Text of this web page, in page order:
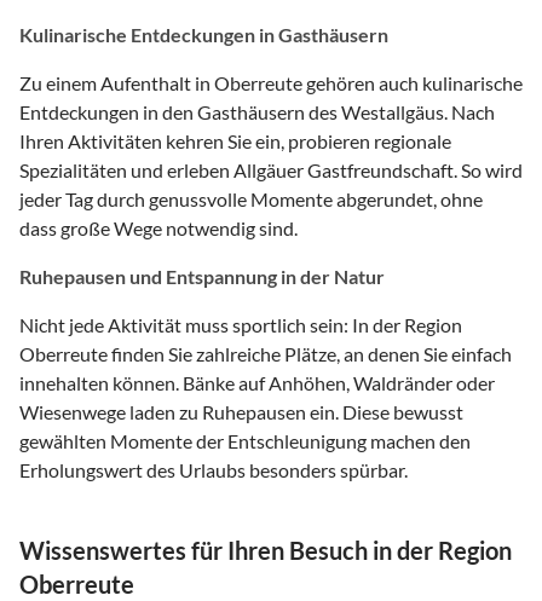
Kulinarische Entdeckungen in Gasthäusern
Zu einem Aufenthalt in Oberreute gehören auch kulinarische
Entdeckungen in den Gasthäusern des Westallgäus. Nach
Ihren Aktivitäten kehren Sie ein, probieren regionale
Spezialitäten und erleben Allgäuer Gastfreundschaft. So wird
jeder Tag durch genussvolle Momente abgerundet, ohne
dass große Wege notwendig sind.
Ruhepausen und Entspannung in der Natur
Nicht jede Aktivität muss sportlich sein: In der Region
Oberreute finden Sie zahlreiche Plätze, an denen Sie einfach
innehalten können. Bänke auf Anhöhen, Waldränder oder
Wiesenwege laden zu Ruhepausen ein. Diese bewusst
gewählten Momente der Entschleunigung machen den
Erholungswert des Urlaubs besonders spürbar.
Wissenswertes für Ihren Besuch in der Region
Oberreute